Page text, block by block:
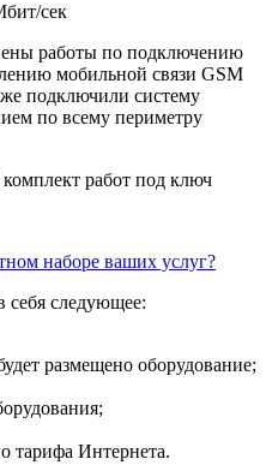
сек
работы по подключению
мобильной связи GSM
подключили систему
по всему периметру
работ под ключ
наборе ваших услуг?
себя следующее:
размещено оборудование;
тарифа Интернета.